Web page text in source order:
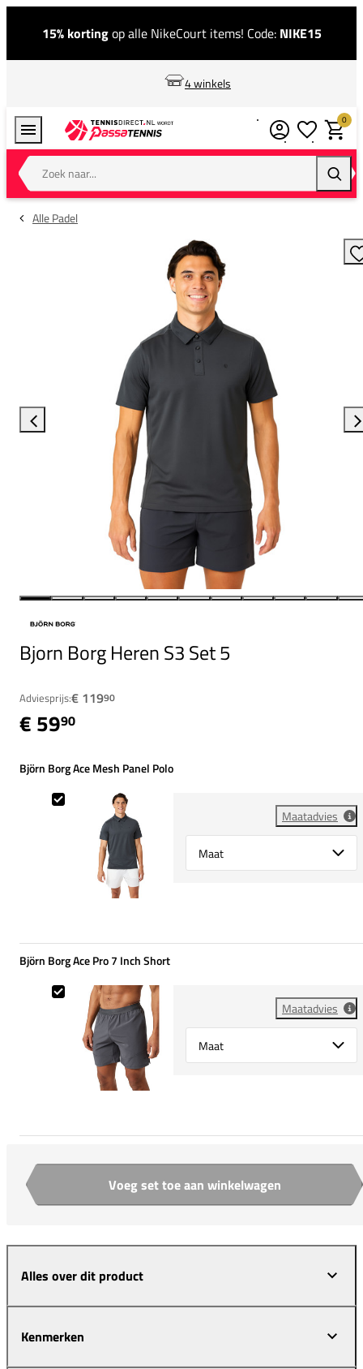
15% kortingop alle NikeCourt items! Code: NIKE15
4 winkels
Zoek naar...
0
Alle Padel
Bjorn Borg Heren S3 Set 5
Adviesprijs:€ 11990
€ 5990
Björn Borg Ace Mesh Panel Polo
Maatadvies
Select {option} for {name}
Björn Borg Ace Mesh Panel Polo
Björn Borg Ace Pro 7 Inch Short
Maatadvies
Select {option} for {name}
Björn Borg Ace Pro 7 Inch Short
Aantal Voeg set toe aan winkelwagen
Alles over dit product
Kenmerken